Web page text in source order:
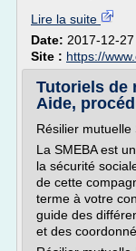
Lire la suite
Date: 2017-12-
Site : https://
Tutoriels de
Aide,
Résilier mutuelle
La SMEBA est
la sécurité
de cette
terme à votre
guide des
et des